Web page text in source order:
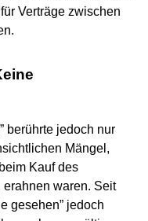
Verträge zwischen
berührte jedoch nur
Mängel,
Kauf des
erahnen waren. Seit
gesehen” jedoch